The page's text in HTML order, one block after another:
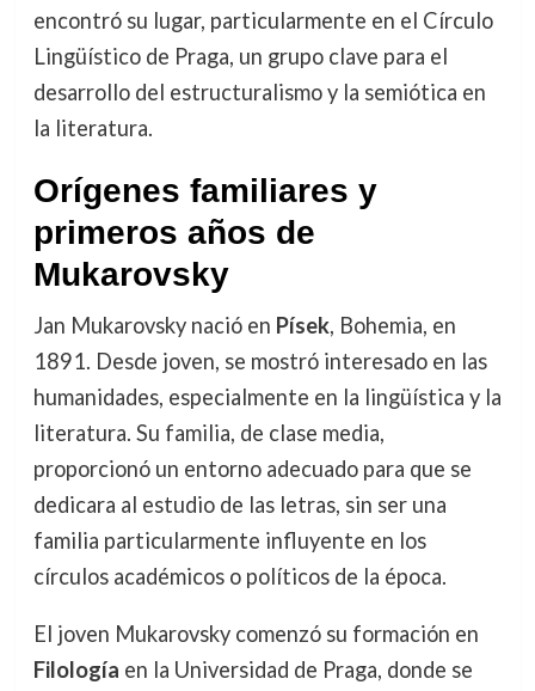
encontró su lugar, particularmente en el Círculo
Lingüístico de Praga, un grupo clave para el
desarrollo del estructuralismo y la semiótica en
la literatura.
Orígenes familiares y
primeros años de
Mukarovsky
Jan Mukarovsky nació en Písek, Bohemia, en
1891. Desde joven, se mostró interesado en las
humanidades, especialmente en la lingüística y la
literatura. Su familia, de clase media,
proporcionó un entorno adecuado para que se
dedicara al estudio de las letras, sin ser una
familia particularmente influyente en los
círculos académicos o políticos de la época.
El joven Mukarovsky comenzó su formación en
Filología en la Universidad de Praga, donde se